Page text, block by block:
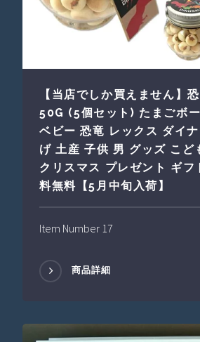
【当店でしか買えません】
50G (5個セット) たまごボ
ベビー 恐竜 レックス ダイ
げ 土産 子供 男 グッズ こど
クリスマス プレゼント ギフ
料無料【5月中旬入荷】
Item Number 17
商品詳細